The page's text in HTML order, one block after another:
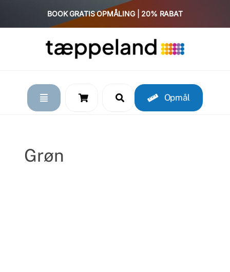
content
BOOK GRATIS OPMÅLING | 20% RABAT
Opmål
Grøn